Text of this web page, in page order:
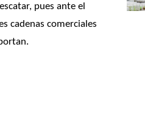
pues ante el
cadenas comerciales